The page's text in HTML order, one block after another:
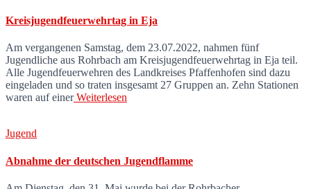
Kreisjugendfeuerwehrtag in Eja
Am vergangenen Samstag, dem 23.07.2022, nahmen fünf
Jugendliche aus Rohrbach am Kreisjugendfeuerwehrtag in Eja teil.
Alle Jugendfeuerwehren des Landkreises Pfaffenhofen sind dazu
eingeladen und so traten insgesamt 27 Gruppen an. Zehn Stationen
waren auf einerWeiterlesen
Jugend
Abnahme der deutschen Jugendflamme